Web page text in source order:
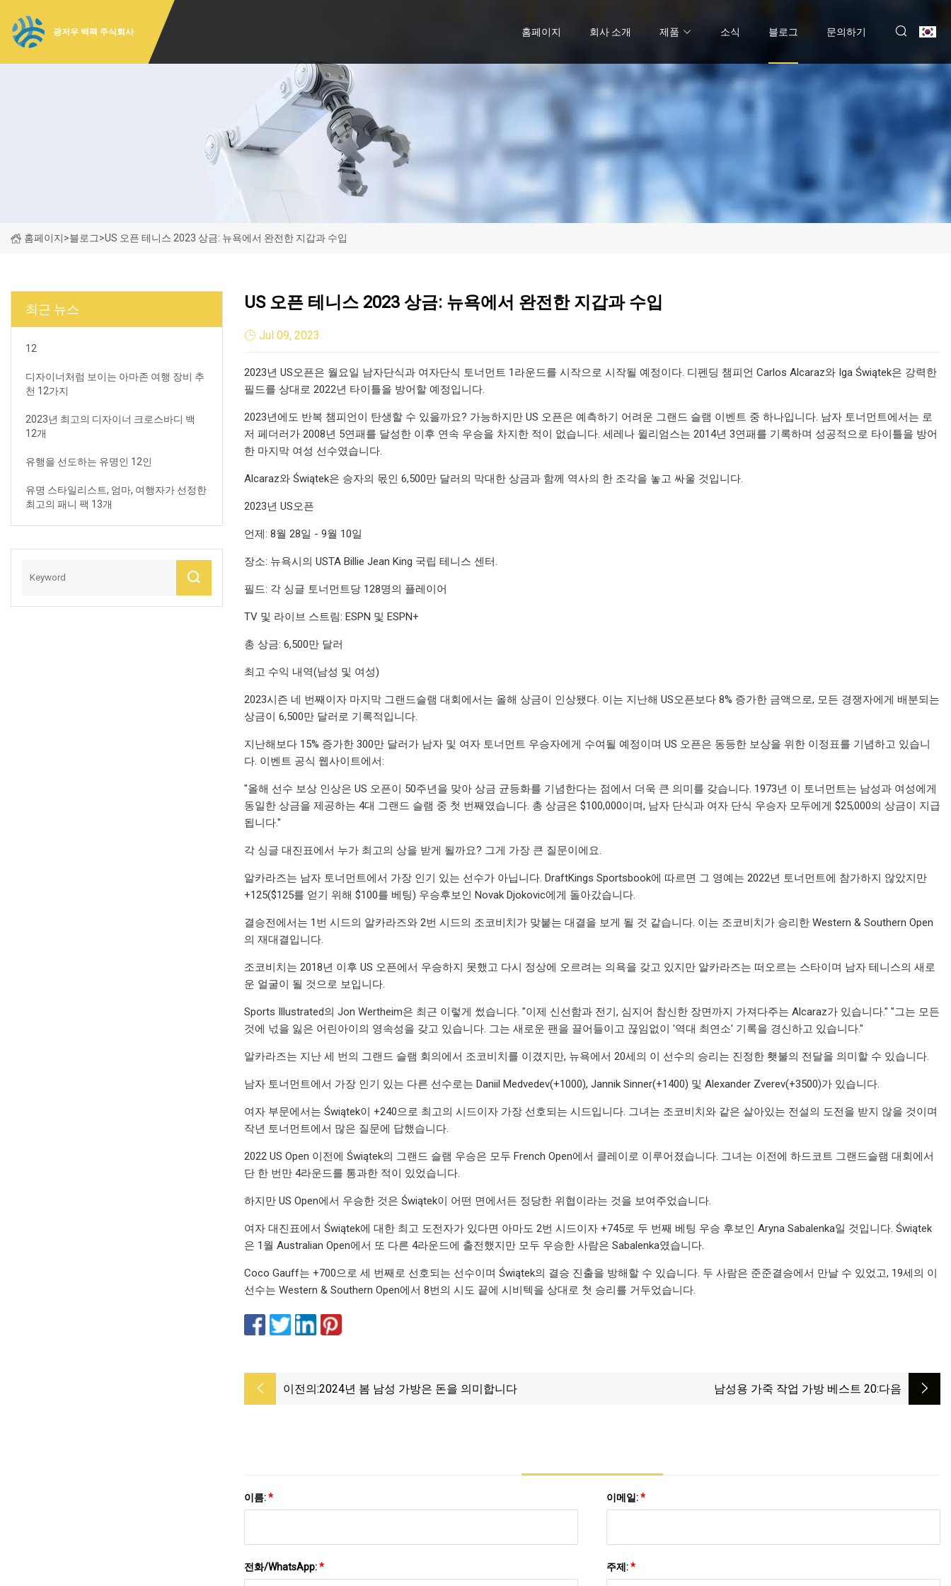
광저우 백팩 주식회사 홈페이지 회사 소개 제품 소식 블로그 문의하기
홈페이지>블로그>US 오픈 테니스 2023 상금: 뉴욕에서 완전한 지갑과 수입
최근 뉴스
12
디자이너처럼 보이는 아마존 여행 장비 추
천 12가지
2023년 최고의 디자이너 크로스바디 백
12개
유행을 선도하는 유명인 12인
유명 스타일리스트, 엄마, 여행자가 선정한
최고의 패니 팩 13개
US 오픈 테니스 2023 상금: 뉴욕에서 완전한 지갑과 수입
Jul 09, 2023
2023년 US오픈은 월요일 남자단식과 여자단식 토너먼트 1라운드를 시작으로 시작될 예정이다. 디펜딩 챔피언 Carlos Alcaraz와 Iga Świątek은 강력한
필드를 상대로 2022년 타이틀을 방어할 예정입니다.
2023년에도 반복 챔피언이 탄생할 수 있을까요? 가능하지만 US 오픈은 예측하기 어려운 그랜드 슬램 이벤트 중 하나입니다. 남자 토너먼트에서는 로
저 페더러가 2008년 5연패를 달성한 이후 연속 우승을 차지한 적이 없습니다. 세레나 윌리엄스는 2014년 3연패를 기록하며 성공적으로 타이틀을 방어
한 마지막 여성 선수였습니다.
Alcaraz와 Świątek은 승자의 몫인 6,500만 달러의 막대한 상금과 함께 역사의 한 조각을 놓고 싸울 것입니다.
2023년 US오픈
언제: 8월 28일 - 9월 10일
장소: 뉴욕시의 USTA Billie Jean King 국립 테니스 센터.
필드: 각 싱글 토너먼트당 128명의 플레이어
TV 및 라이브 스트림: ESPN 및 ESPN+
총 상금: 6,500만 달러
최고 수익 내역(남성 및 여성)
2023시즌 네 번째이자 마지막 그랜드슬램 대회에서는 올해 상금이 인상됐다. 이는 지난해 US오픈보다 8% 증가한 금액으로, 모든 경쟁자에게 배분되는
상금이 6,500만 달러로 기록적입니다.
지난해보다 15% 증가한 300만 달러가 남자 및 여자 토너먼트 우승자에게 수여될 예정이며 US 오픈은 동등한 보상을 위한 이정표를 기념하고 있습니
다. 이벤트 공식 웹사이트에서:
"올해 선수 보상 인상은 US 오픈이 50주년을 맞아 상금 균등화를 기념한다는 점에서 더욱 큰 의미를 갖습니다. 1973년 이 토너먼트는 남성과 여성에게
동일한 상금을 제공하는 4대 그랜드 슬램 중 첫 번째였습니다. 총 상금은 $100,000이며, 남자 단식과 여자 단식 우승자 모두에게 $25,000의 상금이 지급
됩니다."
각 싱글 대진표에서 누가 최고의 상을 받게 될까요? 그게 가장 큰 질문이에요.
알카라즈는 남자 토너먼트에서 가장 인기 있는 선수가 아닙니다. DraftKings Sportsbook에 따르면 그 영예는 ​​2022년 토너먼트에 참가하지 않았지만
+125($125를 얻기 위해 $100를 베팅) 우승후보인 Novak Djokovic에게 돌아갔습니다.
결승전에서는 1번 시드의 알카라즈와 2번 시드의 조코비치가 맞붙는 대결을 보게 될 것 같습니다. 이는 조코비치가 승리한 Western & Southern Open
의 재대결입니다.
조코비치는 2018년 이후 US 오픈에서 우승하지 못했고 다시 정상에 오르려는 의욕을 갖고 있지만 알카라즈는 떠오르는 스타이며 남자 테니스의 새로
운 얼굴이 될 것으로 보입니다.
Sports Illustrated의 Jon Wertheim은 ​​최근 이렇게 썼습니다. "이제 신선함과 전기, 심지어 참신한 장면까지 가져다주는 Alcaraz가 있습니다." "그는 모든
것에 넋을 잃은 어린아이의 영속성을 갖고 있습니다. 그는 새로운 팬을 끌어들이고 끊임없이 '역대 최연소' 기록을 경신하고 있습니다."
알카라즈는 지난 세 번의 그랜드 슬램 회의에서 조코비치를 이겼지만, 뉴욕에서 20세의 이 선수의 승리는 진정한 횃불의 전달을 의미할 수 있습니다.
남자 토너먼트에서 가장 인기 있는 다른 선수로는 Daniil Medvedev(+1000), Jannik Sinner(+1400) 및 Alexander Zverev(+3500)가 있습니다.
여자 부문에서는 Świątek이 +240으로 최고의 시드이자 가장 선호되는 시드입니다. 그녀는 조코비치와 같은 살아있는 전설의 도전을 받지 않을 것이며
작년 토너먼트에서 많은 질문에 답했습니다.
2022 US Open 이전에 Świątek의 그랜드 슬램 우승은 모두 French Open에서 클레이로 이루어졌습니다. 그녀는 이전에 하드코트 그랜드슬램 대회에서
단 한 번만 4라운드를 통과한 적이 있었습니다.
하지만 US Open에서 우승한 것은 Świątek이 어떤 면에서든 정당한 위협이라는 것을 보여주었습니다.
여자 대진표에서 Świątek에 대한 최고 도전자가 있다면 아마도 2번 시드이자 +745로 두 번째 베팅 우승 후보인 Aryna Sabalenka일 것입니다. Świątek
은 1월 Australian Open에서 또 다른 4라운드에 출전했지만 모두 우승한 사람은 Sabalenka였습니다.
Coco Gauff는 +700으로 세 번째로 선호되는 선수이며 Świątek의 결승 진출을 방해할 수 있습니다. 두 사람은 준준결승에서 만날 수 있었고, 19세의 이
선수는 Western & Southern Open에서 8번의 시도 끝에 시비텍을 상대로 첫 승리를 거두었습니다.
이전의:2024년 봄 남성 가방은 돈을 ​​의미합니다 남성용 가죽 작업 가방 베스트 20:다음
이름:* 이메일:*
전화/WhatsApp:* 주제:*